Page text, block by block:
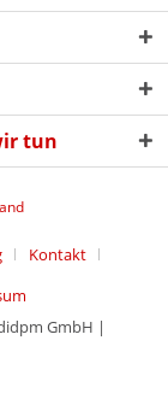
tun
Kontakt
GmbH |